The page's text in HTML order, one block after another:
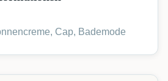
Cap, Bademode